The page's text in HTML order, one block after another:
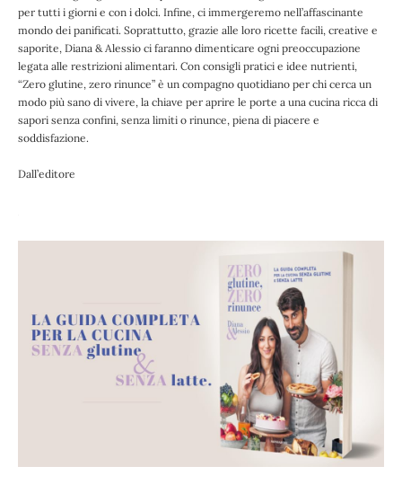
per tutti i giorni e con i dolci. Infine, ci immergeremo nell’affascinante
mondo dei panificati. Soprattutto, grazie alle loro ricette facili, creative e
saporite, Diana & Alessio ci faranno dimenticare ogni preoccupazione
legata alle restrizioni alimentari. Con consigli pratici e idee nutrienti,
“Zero glutine, zero rinunce” è un compagno quotidiano per chi cerca un
modo più sano di vivere, la chiave per aprire le porte a una cucina ricca di
sapori senza confini, senza limiti o rinunce, piena di piacere e
soddisfazione.
Dall’editore